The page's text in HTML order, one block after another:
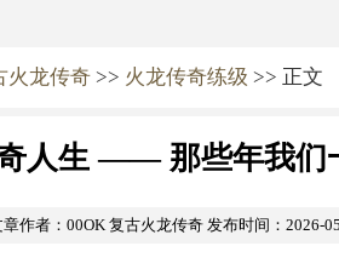
火龙传奇 >> 火龙传奇练级 >> 正文
人生 —— 那些年我们
章作者：00OK 复古火龙传奇 发布时间：2026-